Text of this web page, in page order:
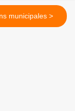
Elections municipales >